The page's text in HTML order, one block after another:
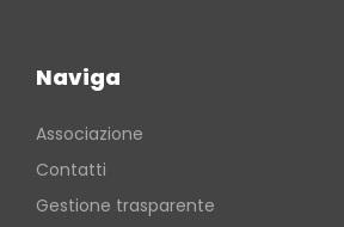
Naviga
Associazione
Contatti
Gestione trasparente